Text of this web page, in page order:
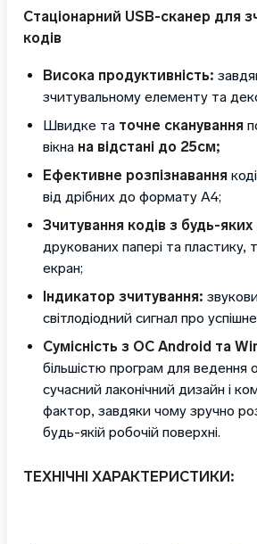
Стаціонарний USB-сканер для
кодів
Висока продуктивність:
зчитувальному елементу та
Швидке таточне сканування
вікнана відстані до 25см;
Ефективне розпізнавання
від дрібних до формату А4;
Зчитування кодів з будь-яких
друкованих папері та пластику,
екран;
Індикатор зчитування:
світлодіодний сигнал про
Сумісність з ОС Android та
більшістю програм для ведення
сучасний лаконічний дизайн і
фактор, завдяки чому зручно
будь-якій робочій поверхні.
ТЕХНІЧНІ ХАРАКТЕРИСТИКИ: